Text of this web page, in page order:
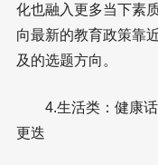
化也融入更多当下素
向最新的教育政策靠
及的选题方向。
4.生活类：健康话
更迭